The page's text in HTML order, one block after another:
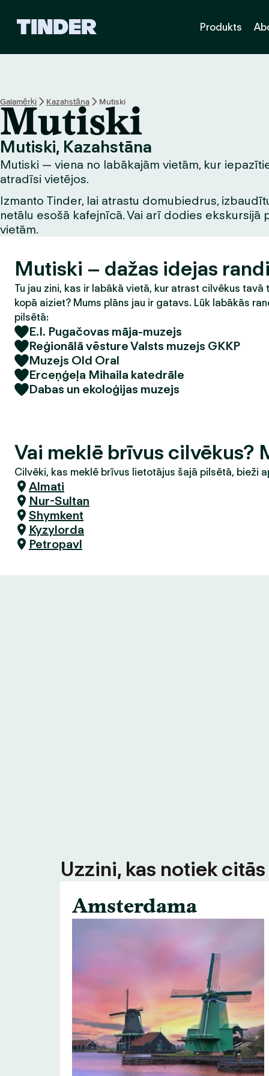
s
ā
k
u
m
l
a
Produkts
Galamērķi Kazahstāna Mutiski
Mutiski
Mutiski, Kazahstāna
Mutiski — viena no labākajām vietām, kur
atradīsi vietējos.
Izmanto Tinder, lai atrastu domubiedrus,
netālu esošā kafejnīcā. Vai arī dodies ekskursijā
vietām.
Mutiski – dažas idejas
Tu jau zini, kas ir labākā vietā, kur atrast cilvēkus tavā
kopā aiziet? Mums plāns jau ir gatavs. Lūk labākās
pilsētā:
E.I. Pugačovas māja-muzejs
Reģionālā vēsture Valsts muzejs GKKP
Muzejs Old Oral
Erceņģeļa Mihaila katedrāle
Dabas un ekoloģijas muzejs
Vai meklē brīvus cilvēkus?
Cilvēki, kas meklē brīvus lietotājus šajā pilsētā, bieži
Almati
Nur-Sultan
Shymkent
Kyzylorda
Petropavl
Uzzini, kas notiek
Amsterdama